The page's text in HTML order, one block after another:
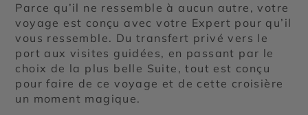
Parce qu’il ne ressemble à aucun autre, votre
voyage est conçu avec votre Expert pour qu’il
vous ressemble. Du transfert privé vers le
port aux visites guidées, en passant par le
choix de la plus belle Suite, tout est conçu
pour faire de ce voyage et de cette croisière
un moment magique.